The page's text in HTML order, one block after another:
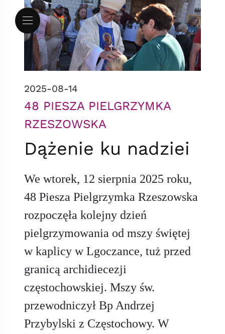
Przejdź do menu
Przejdź do treści
Mapa serwisu
2025-08-14
48 PIESZA PIELGRZYMKA
RZESZOWSKA
Dążenie ku nadziei
We wtorek, 12 sierpnia 2025 roku,
48 Piesza Pielgrzymka Rzeszowska
rozpoczęła kolejny dzień
pielgrzymowania od mszy świętej
w kaplicy w Lgoczance, tuż przed
granicą archidiecezji
częstochowskiej. Mszy św.
przewodniczył Bp Andrzej
Przybylski z Częstochowy. W